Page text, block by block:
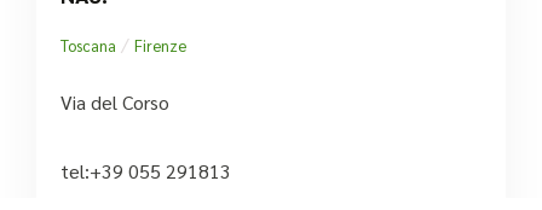
Toscana / Firenze
Via del Corso
tel:+39 055 291813